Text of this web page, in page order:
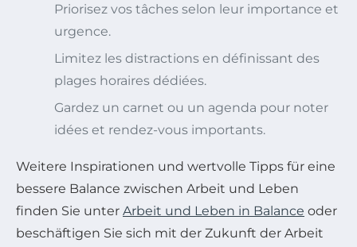
Priorisez vos tâches selon leur importance et
urgence.
Limitez les distractions en définissant des
plages horaires dédiées.
Gardez un carnet ou un agenda pour noter
idées et rendez-vous importants.
Weitere Inspirationen und wertvolle Tipps für eine
bessere Balance zwischen Arbeit und Leben
finden Sie unter Arbeit und Leben in Balance oder
beschäftigen Sie sich mit der Zukunft der Arbeit